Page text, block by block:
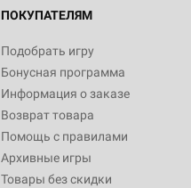
ПОКУПАТЕЛЯМ
Подобрать игру
Бонусная программа
Информация о заказе
Возврат товара
Помощь с правилами
Архивные игры
Товары без скидки